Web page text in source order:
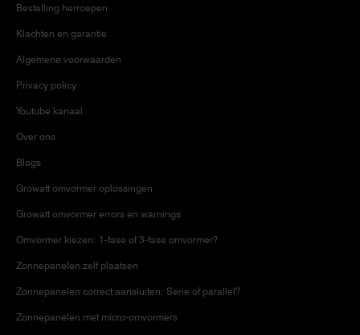
Bestelling herroepen
Klachten en garantie
Algemene voorwaarden
Privacy policy
Youtube kanaal
Over ons
Blogs
Growatt omvormer oplossingen
Growatt omvormer errors en warnings
Omvormer kiezen: 1-fase of 3-fase omvormer?
Zonnepanelen zelf plaatsen
Zonnepanelen correct aansluiten: Serie of parallel?
Zonnepanelen met micro-omvormers